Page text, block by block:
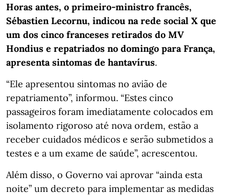
Horas antes, o primeiro-ministro francês,
Sébastien Lecornu, indicou na rede social X que
um dos cinco franceses retirados do MV
Hondius e repatriados no domingo para França,
apresenta sintomas de hantavírus.
“Ele apresentou sintomas no avião de
repatriamento”, informou. “Estes cinco
passageiros foram imediatamente colocados em
isolamento rigoroso até nova ordem, estão a
receber cuidados médicos e serão submetidos a
testes e a um exame de saúde”, acrescentou.
Além disso, o Governo vai aprovar “ainda esta
noite” um decreto para implementar as medidas